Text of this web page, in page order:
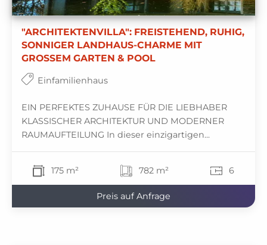
"ARCHITEKTENVILLA": FREISTEHEND, RUHIG,
SONNIGER LANDHAUS-CHARME MIT
GROSSEM GARTEN & POOL
Einfamilienhaus
EIN PERFEKTES ZUHAUSE FÜR DIE LIEBHABER
KLASSISCHER ARCHITEKTUR UND MODERNER
RAUMAUFTEILUNG In dieser einzigartigen...
175 m² 782 m² 6
Preis auf Anfrage